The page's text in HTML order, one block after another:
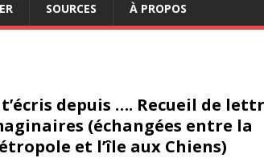
SOURCES À PROPOS
t’écris depuis …. Recueil de
(échangées entre la
et l’île aux Chiens)